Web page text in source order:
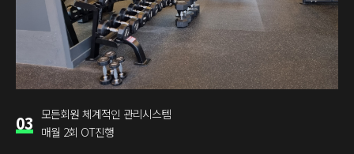
03 모든회원 체계적인 관리시스템
매월 2회 OT진행